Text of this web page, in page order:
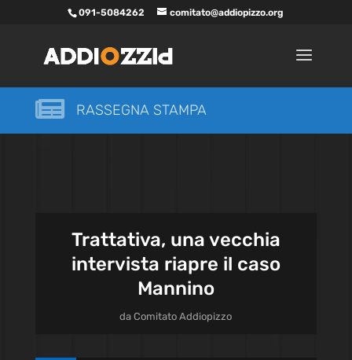
091-5084262 comitato@addiopizzo.org
 RASSEGNA STAMPA
Trattativa, una vecchia
intervista riapre il caso
Mannino
daComitato Addiopizzo